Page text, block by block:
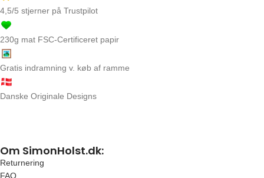
4,5/5 stjerner på Trustpilot
230g mat FSC-Certificeret papir
Gratis indramning v. køb af ramme
Danske Originale Designs
Om SimonHolst.dk:
Returnering
FAQ